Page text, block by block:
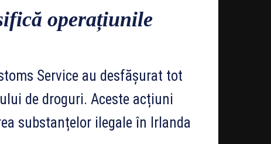
operațiunile
Service au desfășurat tot
de droguri. Aceste acțiuni
substanțelor ilegale în Irlanda